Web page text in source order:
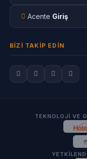
Acente Giriş
BIZI TAKIP EDIN
TEKNOLOJI VE